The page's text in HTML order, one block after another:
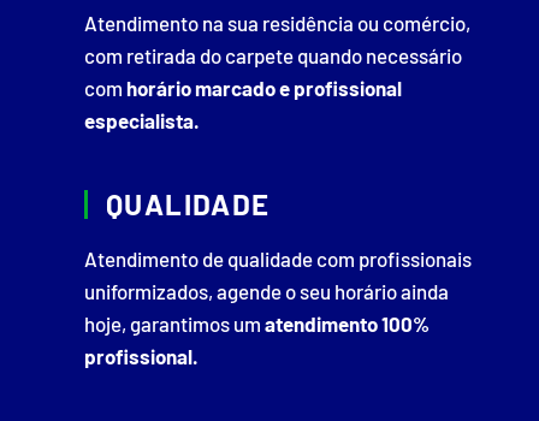
Atendimento na sua residência ou comércio,
com retirada do carpete quando necessário
com horário marcado e profissional
especialista.
QUALIDADE
Atendimento de qualidade com profissionais
uniformizados, agende o seu horário ainda
hoje, garantimos um atendimento 100%
profissional.